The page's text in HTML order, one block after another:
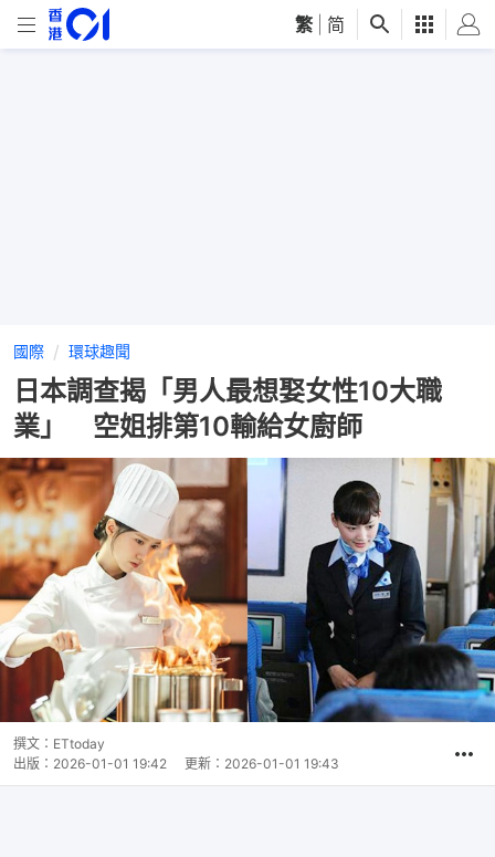
繁 简
國際 環球趣聞
日本調查揭「男人最想娶女性10大職
業」 空姐排第10輸給女廚師
撰文： ETtoday
出版： 2026-01-01 19:42 更新： 2026-01-01 19:43